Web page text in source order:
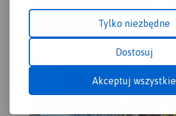
Tylko niezbędne
Dostosuj
Akceptuj wszystkie